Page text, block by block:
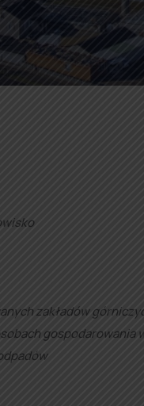
zakładów
gospodarowania